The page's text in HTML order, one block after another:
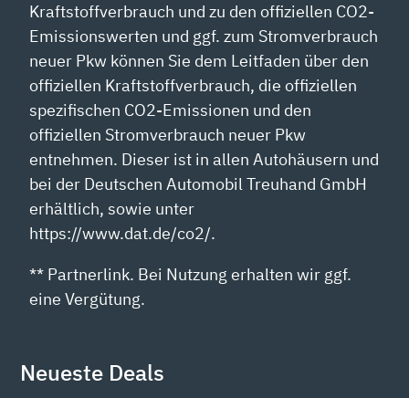
Kraftstoffverbrauch und zu den offiziellen CO2-
Emissionswerten und ggf. zum Stromverbrauch
neuer Pkw können Sie dem Leitfaden über den
offiziellen Kraftstoffverbrauch, die offiziellen
spezifischen CO2-Emissionen und den
offiziellen Stromverbrauch neuer Pkw
entnehmen. Dieser ist in allen Autohäusern und
bei der Deutschen Automobil Treuhand GmbH
erhältlich, sowie unter
https://www.dat.de/co2/.
** Partnerlink. Bei Nutzung erhalten wir ggf.
eine Vergütung.
Neueste Deals